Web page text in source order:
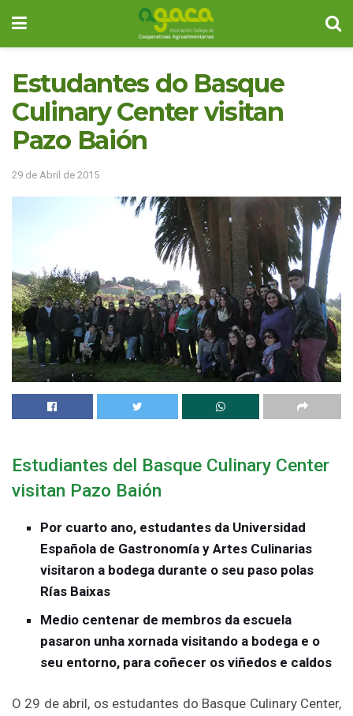
Estudantes do Basque
Culinary Center visitan
Pazo Baión
29 de Abril de 2015
Estudiantes del Basque Culinary Center
visitan Pazo Baión
Por cuarto ano, estudantes da Universidad
Española de Gastronomía y Artes Culinarias
visitaron a bodega durante o seu paso polas
Rías Baixas
Medio centenar de membros da escuela
pasaron unha xornada visitando a bodega e o
seu entorno, para coñecer os viñedos e caldos
O 29 de abril, os estudantes do Basque Culinary Center,